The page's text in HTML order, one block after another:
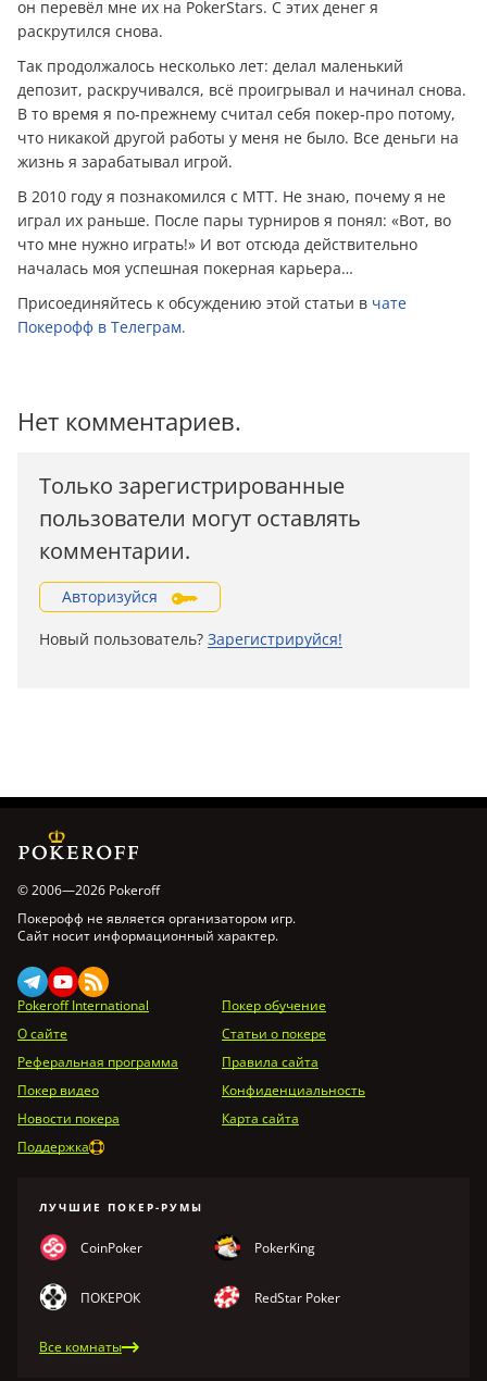
он перевёл мне их на PokerStars. С этих денег я
раскрутился снова.
Так продолжалось несколько лет: делал маленький
депозит, раскручивался, всё проигрывал и начинал снова.
В то время я по-прежнему считал себя покер-про потому,
что никакой другой работы у меня не было. Все деньги на
жизнь я зарабатывал игрой.
В 2010 году я познакомился с МТТ. Не знаю, почему я не
играл их раньше. После пары турниров я понял: «Вот, во
что мне нужно играть!» И вот отсюда действительно
началась моя успешная покерная карьера…
Присоединяйтесь к обсуждению этой статьи в чате
Покерофф в Телеграм.
Нет комментариев.
Только зарегистрированные
пользователи могут оставлять
комментарии.
Авторизуйся
Новый пользователь? Зарегистрируйся!
© 2006—2026 Pokeroff
Покерофф не является организатором игр.
Сайт носит информационный характер.
Pokeroff International
Покер обучение
О сайте
Статьи о покере
Реферальная программа
Правила сайта
Покер видео
Конфиденциальность
Новости покера
Карта сайта
Поддержка
ЛУЧШИЕ ПОКЕР-РУМЫ
CoinPoker PokerKing
ПОКЕРОК RedStar Poker
Все комнаты